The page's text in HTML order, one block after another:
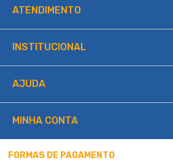
ATENDIMENTO
INSTITUCIONAL
AJUDA
MINHA CONTA
FORMAS DE PAGAMENTO